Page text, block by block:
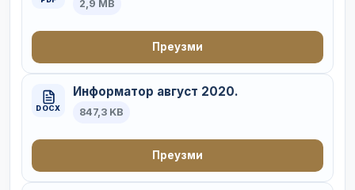
2,9 MB
Преузми
DOCX
Информатор август 2020.
847,3 KB
Преузми